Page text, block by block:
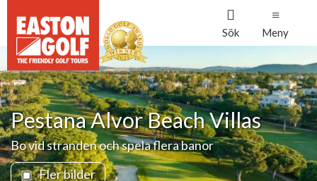
Sök Meny
Pestana Alvor Beach Villas
Bo vid stranden och spela flera banor
Fler bilder